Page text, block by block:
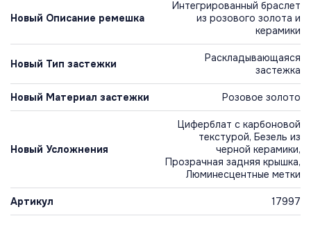
Новый Описание ремешка
Интегрированный браслет
из розового золота и
керамики
Новый Тип застежки
Раскладывающаяся
застежка
Новый Материал застежки Розовое золото
Новый Усложнения
Циферблат с карбоновой
текстурой, Безель из
черной керамики,
Прозрачная задняя крышка,
Люминесцентные метки
Артикул 17997